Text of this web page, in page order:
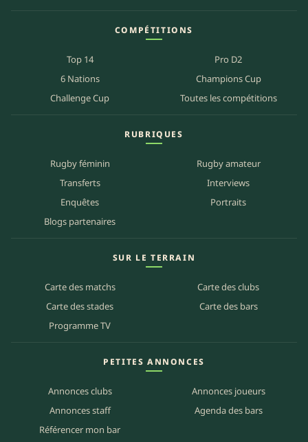
COMPÉTITIONS
Top 14
Pro D2
6 Nations
Champions Cup
Challenge Cup
Toutes les compétitions
RUBRIQUES
Rugby féminin
Rugby amateur
Transferts
Interviews
Enquêtes
Portraits
Blogs partenaires
SUR LE TERRAIN
Carte des matchs
Carte des clubs
Carte des stades
Carte des bars
Programme TV
PETITES ANNONCES
Annonces clubs
Annonces joueurs
Annonces staff
Agenda des bars
Référencer mon bar